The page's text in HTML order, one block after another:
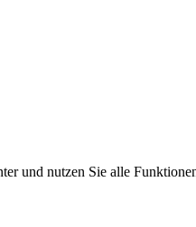
und nutzen Sie alle